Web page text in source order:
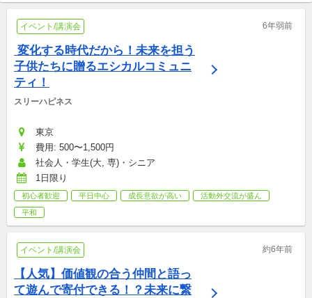
イベント/講演会 6年弱前
変化する時代だから！未来を担う
子供たちに贈るエシカルコミュニ
ティ！
スリーハピネス
東京
費用: 500〜1,500円
社会人・学生(大, 専)・シニア
1日限り
初心者歓迎 平日中心 成長意欲が高い
活動外交流が盛ん
平和
イベント/講演会 約6年前
【人気】価値観の合う仲間と語っ
て遊んで寄付できる！？未来に繋